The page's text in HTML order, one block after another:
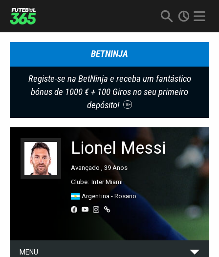
BETNINJA
Registe-se na BetNinja e receba um fantástico
bónus de 1000 € + 100 Giros no seu primeiro
depósito!
18+
Lionel Messi
Avançado , 39 Anos
Clube: Inter Miami
Argentina - Rosario
MENU